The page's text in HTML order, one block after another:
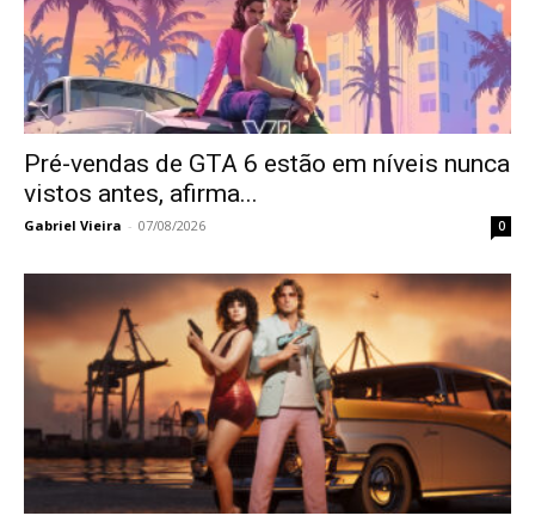
Pré-vendas de GTA 6 estão em níveis nunca
vistos antes, afirma...
Gabriel Vieira - 07/08/2026 0